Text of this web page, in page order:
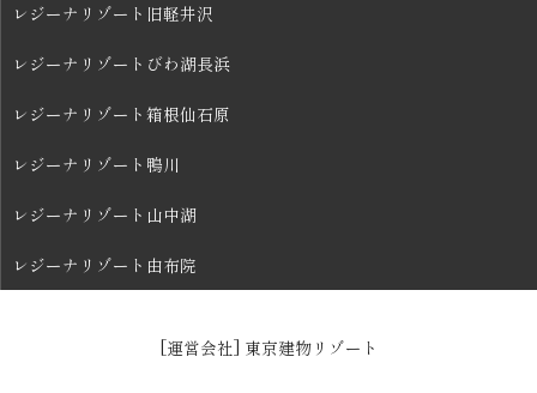
レジーナリゾート旧軽井沢
レジーナリゾートびわ湖長浜
レジーナリゾート箱根仙石原
レジーナリゾート鴨川
レジーナリゾート山中湖
レジーナリゾート由布院
[運営会社] 東京建物リゾート